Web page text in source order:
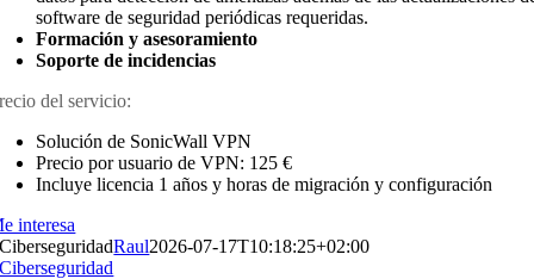
software de seguridad periódicas requeridas.
Formación y asesoramiento
Soporte de incidencias
del servicio:
Solución de SonicWall VPN
Precio por usuario de VPN: 125 €
Incluye licencia 1 años y horas de migración y configuración
interesa
CiberseguridadRaul2026-07-17T10:18:25+02:00
Ciberseguridad